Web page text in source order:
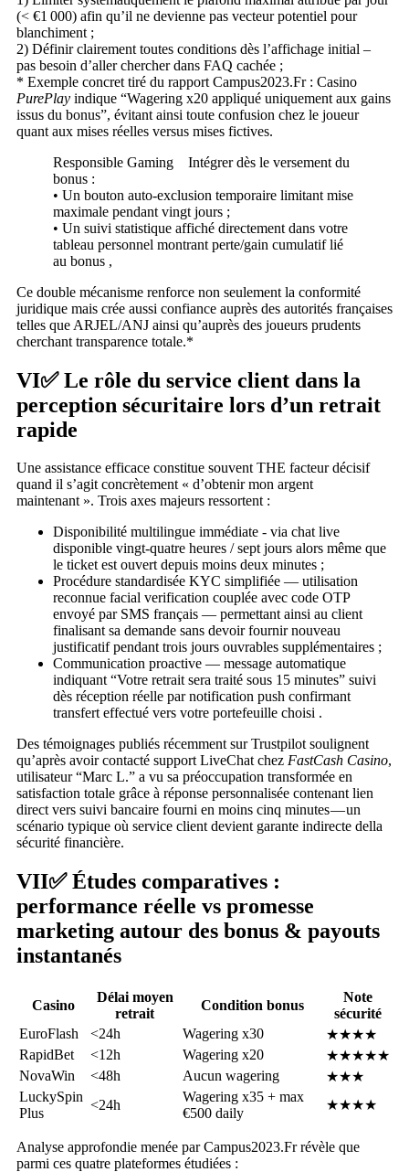
(< €1 000) afin qu’il ne devienne pas vecteur potentiel pour
blanchiment ;
2) Définir clairement toutes conditions dès l’affichage initial –
pas besoin d’aller chercher dans FAQ cachée ;
* Exemple concret tiré du rapport Campus2023.Fr : Casino
PurePlay indique “Wagering x20 appliqué uniquement aux gains
issus du bonus”, évitant ainsi toute confusion chez le joueur
quant aux mises réelles versus mises fictives​.
Responsible Gaming Intégrer dès le versement du
bonus :
• Un bouton auto‑exclusion temporaire limitant mise
maximale pendant vingt jours ;
• Un suivi statistique affiché directement dans votre
tableau personnel montrant perte/gain cumulatif lié
au bonus ​,
Ce double mécanisme renforce non seulement la conformité
juridique mais crée aussi confiance auprès des autorités françaises
telles que ARJEL/ANJ ainsi qu’auprès des joueurs prudents
cherchant transparence totale.*
VI✅ Le rôle du service client dans la
perception sécuritaire lors d’un retrait
rapide
Une assistance efficace constitue souvent THE facteur décisif
quand il s’agit concrètement « d’obtenir mon argent
maintenant ». Trois axes majeurs ressortent :
Disponibilité multilingue immédiate ‑ via chat live
disponible vingt‑quatre heures / sept jours alors même que
le ticket est ouvert depuis moins deux minutes ;
Procédure standardisée KYC simplifiée — utilisation
reconnue facial verification couplée avec code OTP
envoyé par SMS français — permettant ainsi au client
finalisant sa demande sans devoir fournir nouveau
justificatif pendant trois jours ouvrables supplémentaires ;
Communication proactive — message automatique
indiquant “Votre retrait sera traité sous 15 minutes” suivi
dès réception réelle par notification push confirmant
transfert effectué vers votre portefeuille choisi .
Des témoignages publiés récemment sur Trustpilot soulignent
qu’après avoir contacté support LiveChat chez FastCash Casino,
utilisateur “Marc L.” a vu sa préoccupation transformée en
satisfaction totale grâce à réponse personnalisée contenant lien
direct vers suivi bancaire fourni en moins cinq minutes — un
scénario typique où service client devient garante indirecte della
sécurité financière.
VII✅ Études comparatives :
performance réelle vs promesse
marketing autour des bonus & payouts
instantanés
Casino
Délai moyen
retrait
Condition bonus
Note
sécurité
EuroFlash
<24h Wagering x30
★★★★
RapidBet
<12h Wagering x20
★★★★★
NovaWin
<48h Aucun wagering
★★★
LuckySpin
Plus
<24h
Wagering x35 + max
€500 daily
★★★★
Analyse approfondie menée par Campus2023.Fr révèle que
parmi ces quatre plateformes étudiées :